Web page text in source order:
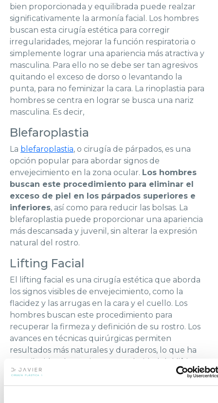
bien proporcionada y equilibrada puede realzar
significativamente la armonía facial. Los hombres
buscan esta cirugía estética para corregir
irregularidades, mejorar la función respiratoria o
simplemente lograr una apariencia más atractiva y
masculina. Para ello no se debe ser tan agresivos
quitando el exceso de dorso o levantando la
punta, para no feminizar la cara. La rinoplastia para
hombres se centra en lograr se busca una nariz
masculina. Es decir,
Blefaroplastia
La blefaroplastia, o cirugía de párpados, es una
opción popular para abordar signos de
envejecimiento en la zona ocular. Los hombres
buscan este procedimiento para eliminar el
exceso de piel en los párpados superiores e
inferiores, así como para reducir las bolsas. La
blefaroplastia puede proporcionar una apariencia
más descansada y juvenil, sin alterar la expresión
natural del rostro.
Lifting Facial
El lifting facial es una cirugía estética que aborda
los signos visibles de envejecimiento, como la
flacidez y las arrugas en la cara y el cuello. Los
hombres buscan este procedimiento para
recuperar la firmeza y definición de su rostro. Los
avances en técnicas quirúrgicas permiten
resultados más naturales y duraderos, lo que ha
contribuido a la creciente popularidad del lifting
facial entre el público masculino.